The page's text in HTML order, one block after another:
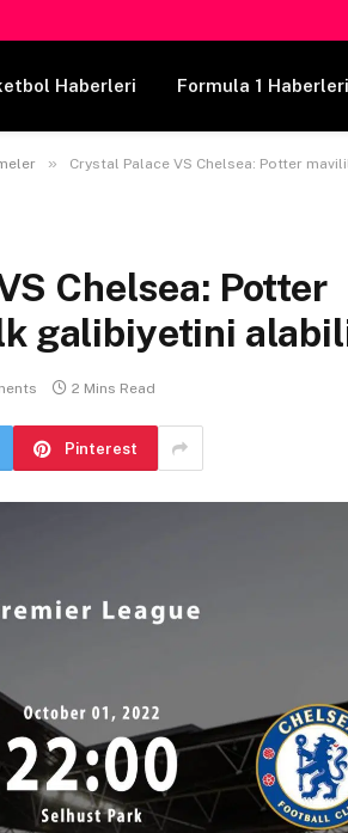
Haberleri Formula 1 Haberleri
» Crystal Palace VS Chelsea: Potter mavililer karsi ilk
Chelsea: Potter
galibiyetini
2 Mins Read
Pinterest